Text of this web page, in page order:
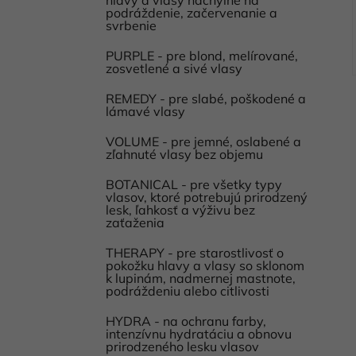
podráždenie, začervenanie a
svrbenie
PURPLE - pre blond, melírované,
zosvetlené a sivé vlasy
REMEDY - pre slabé, poškodené a
lámavé vlasy
VOLUME - pre jemné, oslabené a
zľahnuté vlasy bez objemu
BOTANICAL - pre všetky typy
vlasov, ktoré potrebujú prirodzený
lesk, ľahkosť a výživu bez
zaťaženia
THERAPY - pre starostlivosť o
pokožku hlavy a vlasy so sklonom
k lupinám, nadmernej mastnote,
podráždeniu alebo citlivosti
HYDRA - na ochranu farby,
intenzívnu hydratáciu a obnovu
prirodzeného lesku vlasov